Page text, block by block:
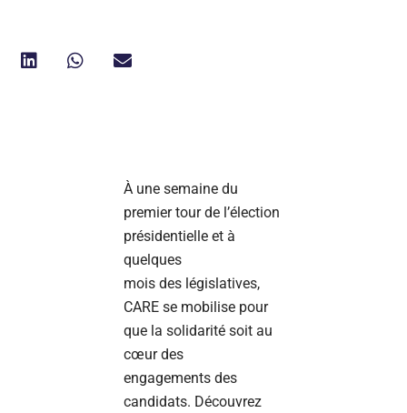
À une semaine du
premier tour de l’élection
présidentielle et à
quelques
mois des législatives,
CARE se mobilise pour
que la solidarité soit au
cœur des
engagements des
candidats. Découvrez